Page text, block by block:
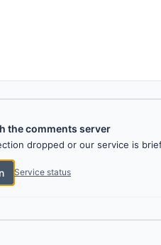
the comments server
dropped or our service is
Service status